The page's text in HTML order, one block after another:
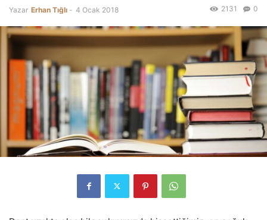
Yazar Erhan Tığlı - 4 Ocak 2018 0
2131